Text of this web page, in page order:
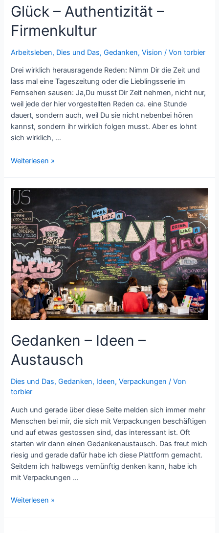
Glück – Authentizität –
Firmenkultur
Arbeitsleben, Dies und Das,Gedanken,Vision / Vontorbier
Drei wirklich herausragende Reden: Nimm Dir die Zeit und
lass mal eine Tageszeitung oder die Lieblingsserie im
Fernsehen sausen: Ja,Du musst Dir Zeit nehmen, nicht nur,
weil jede der hier vorgestellten Reden ca. eine Stunde
dauert, sondern auch, weil Du sie nicht nebenbei hören
kannst, sondern ihr wirklich folgen musst. Aber es lohnt
sich wirklich, …
Glück
–
Firmenkultur
Weiterlesen »
Gedanken – Ideen –
Austausch
Dies und Das,Gedanken, Ideen,Verpackungen / Von
torbier
Auch und gerade über diese Seite melden sich immer mehr
Menschen bei mir, die sich mit Verpackungen beschäftigen
und auf etwas gestossen sind, das interessant ist. Oft
starten wir dann einen Gedankenaustausch. Das freut mich
riesig und gerade dafür habe ich diese Plattform gemacht.
Seitdem ich halbwegs vernünftig denken kann, habe ich
mit Verpackungen …
Gedanken
Weiterlesen »